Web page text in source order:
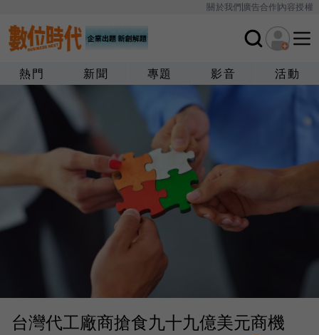
關於我們廣告合作內容授權
熱門 新聞 專題 影音 活動
台灣代工廠商搶食九十九億美元商機